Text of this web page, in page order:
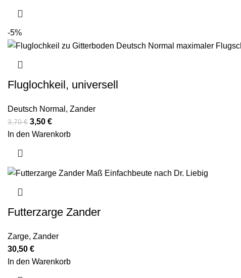
-5%
Fluglochkeil, universell
Deutsch Normal , Zander
3,70€ 3,50 €
In den Warenkorb
Futterzarge Zander
Zarge, Zander
30,50 €
In den Warenkorb